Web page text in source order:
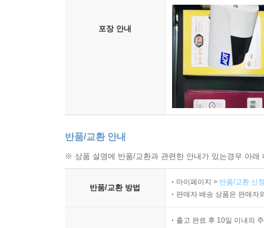
포장 안내
반품/교환 안내
※ 상품 설명에 반품/교환과 관련한 안내가 있는경우 아
반품/교환 방법
마이페이지 > 반품/교환 신
판매자 배송 상품은 판매자
출고 완료 후 10일 이내의